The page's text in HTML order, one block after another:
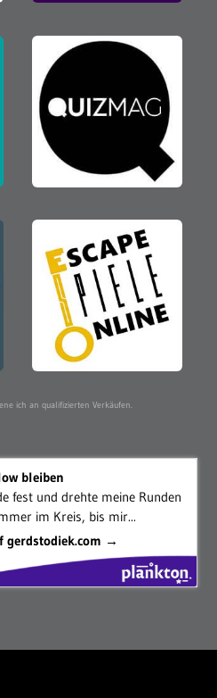
ich an qualifizierten Verkäufen.
bleiben
fest und drehte meine Runden
im Kreis, bis mir...
gerdstodiek.com →